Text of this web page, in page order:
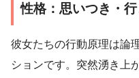
性格：思いつき・
彼女たちの行動原理は論
ションです。突然湧き上